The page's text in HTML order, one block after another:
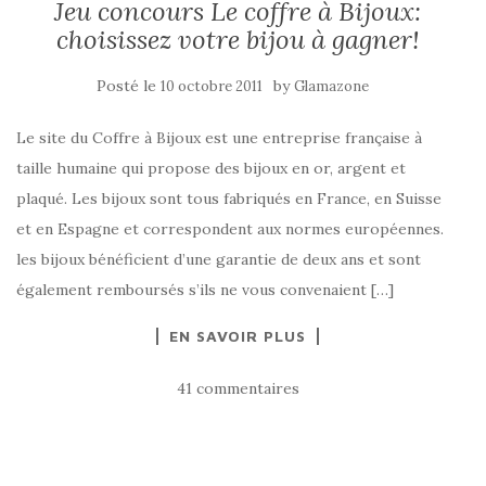
Jeu concours Le coffre à Bijoux:
choisissez votre bijou à gagner!
Posté le 10 octobre 2011 byGlamazone
Le site du Coffre à Bijoux est une entreprise française à
taille humaine qui propose des bijoux en or, argent et
plaqué. Les bijoux sont tous fabriqués en France, en Suisse
et en Espagne et correspondent aux normes européennes.
les bijoux bénéficient d’une garantie de deux ans et sont
également remboursés s’ils ne vous convenaient […]
EN SAVOIR PLUS
41 commentaires